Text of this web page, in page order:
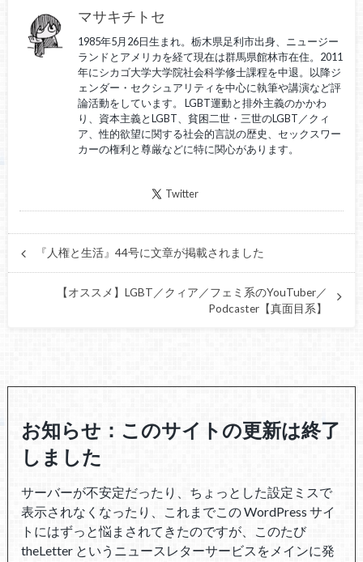
マサキチトセ
1985年5月26日生まれ。栃木県足利市出身、ニュージー
ランドとアメリカを経て現在は群馬県館林市在住。2011
年にシカゴ大学大学院社会科学修士課程を中退。以降ジ
ェンダー・セクシュアリティを中心に執筆や講演など評
論活動をしています。 LGBT運動と排外主義のかかわ
り、資本主義とLGBT、貧困二世・三世のLGBT／クィ
ア、性的欲望に関する社会的言説の歴史、セックスワー
カーの権利と尊厳などに特に関心があります。
Twitter
『人権と生活』44号に文章が掲載されました
【オススメ】LGBT／クィア／フェミ系のYouTuber／
Podcaster【真面目系】
お知らせ：このサイトの更新は終了
しました
サーバーが不安定だったり、ちょっとした設定ミスで
表示されなくなったり、これまでこの WordPress サイ
トにはずっと悩まされてきたのですが、このたび
theLetter というニュースレターサービスをメインに発